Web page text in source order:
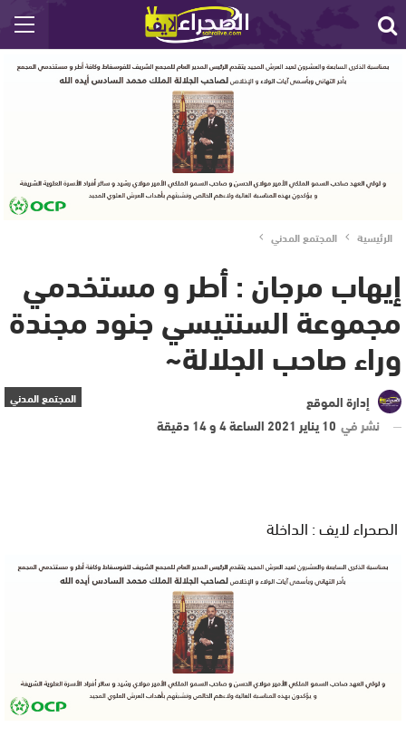
الرئيسية المجتمع المدني
إيهاب مرجان : أطر و مستخدمي
مجموعة السنتيسي جنود مجندة
وراء صاحب الجلالة~
المجتمع المدني
إدارة الموقع
نشر في 10 يناير 2021 الساعة 4 و 14 دقيقة
الصحراء لايف : الداخلة